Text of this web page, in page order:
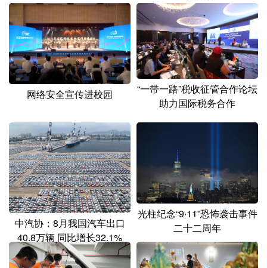
网络安全宣传进校园
“一带一路”税收征管合作论坛
助力国际税务合作
中汽协：8月我国汽车出口
40.8万辆 同比增长32.1%
光柱纪念“9·11”恐怖袭击事件
二十二周年